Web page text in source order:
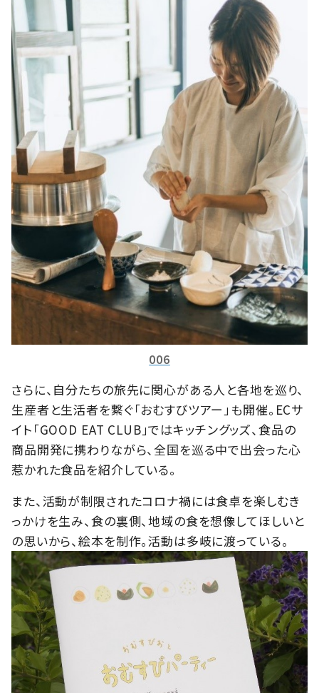
006
さらに、自分たちの旅先に関心がある人と各地を巡り、
生産者と生活者を繋ぐ「おむすびツアー」も開催。ECサ
イト「GOOD EAT CLUB」ではキッチングッズ、食品の
商品開発に携わりながら、全国を巡る中で出会った心
惹かれた食品を紹介している。
また、活動が制限されたコロナ禍には食卓を楽しむき
っかけを生み、食の裏側、地域の食を想像してほしいと
の思いから、絵本を制作。活動は多岐に渡っている。